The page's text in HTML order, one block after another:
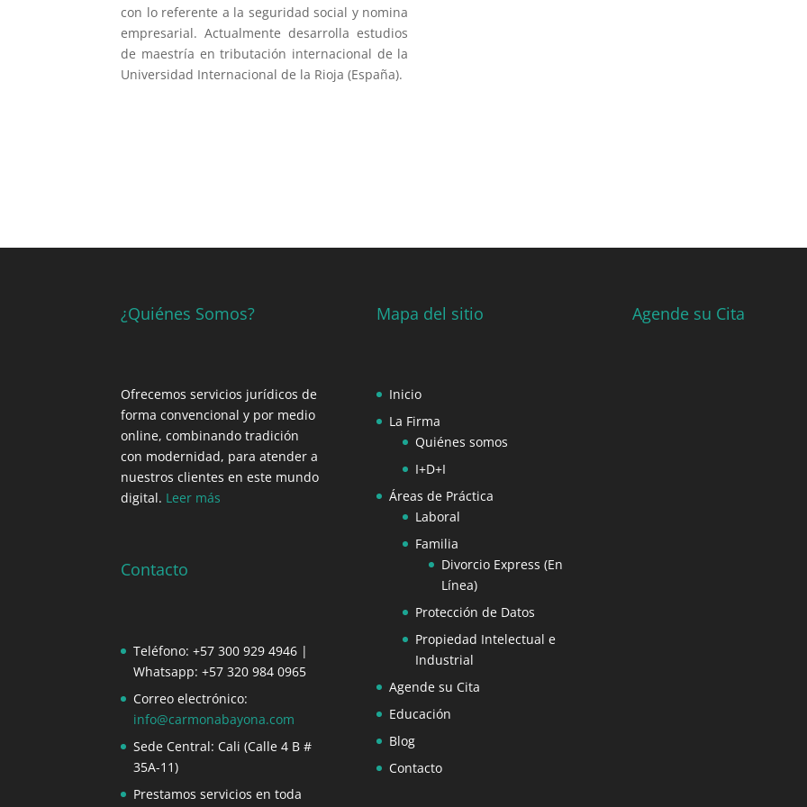
con lo referente a la seguridad social y nomina
empresarial. Actualmente desarrolla estudios
de maestría en tributación internacional de la
Universidad Internacional de la Rioja (España).
¿Quiénes Somos?
Ofrecemos servicios jurídicos de
forma convencional y por medio
online, combinando tradición
con modernidad, para atender a
nuestros clientes en este mundo
digital. Leer más
Contacto
Teléfono: +57 300 929 4946 |
Whatsapp: +57 320 984 0965
Correo electrónico:
info@carmonabayona.com
Sede Central: Cali (Calle 4 B #
35A-11)
Prestamos servicios en toda
Mapa del sitio
Inicio
La Firma
Quiénes somos
I+D+I
Áreas de Práctica
Laboral
Familia
Divorcio Express (En
Línea)
Protección de Datos
Propiedad Intelectual e
Industrial
Agende su Cita
Educación
Blog
Contacto
Agende su Cita